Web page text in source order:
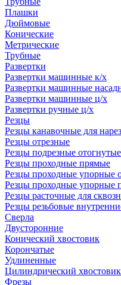
Плашки
Дюймовые
Конические
Метрические
Трубные
Развертки
Развертки машинные к/х
Развертки машинные
Развертки машинные ц/х
Развертки ручные ц/х
Резцы
Резцы канавочные для
Резцы отрезные
Резцы подрезные отогнутые
Резцы проходные прямые
Резцы проходные упорные
Резцы проходные упорные
Резцы расточные для
Резцы резьбовые
Сверла
Двусторонние
Конический хвостовик
Корончатые
Удлиненные
Цилиндрический хвостовик
Фрезы